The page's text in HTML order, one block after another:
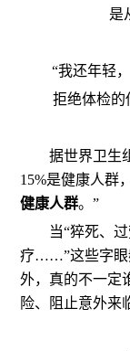
是
“我还年轻
拒绝体检的
据世界卫生
15%是健康人群
健康人群。”
当“猝死、
疗……”这些字眼
外，真的不一定
险、阻止意外来